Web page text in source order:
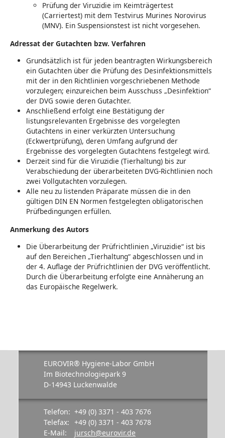
Prüfung der Viruzidie im Keimträgertest
(Carriertest) mit dem Testvirus Murines Norovirus
(MNV). Ein Suspensionstest ist nicht vorgesehen.
Adressat der Gutachten bzw. Verfahren
Grundsätzlich ist für jeden beantragten Wirkungsbereich
ein Gutachten über die Prüfung des Desinfektionsmittels
mit der in den Richtlinien vorgeschriebenen Methode
vorzulegen; einzureichen beim Ausschuss „Desinfektion“
der DVG sowie deren Gutachter.
Anschließend erfolgt eine Bestätigung der
listungsrelevanten Ergebnisse des vorgelegten
Gutachtens in einer verkürzten Untersuchung
(Eckwertprüfung), deren Umfang aufgrund der
Ergebnisse des vorgelegten Gutachtens festgelegt wird.
Derzeit sind für die Viruzidie (Tierhaltung) bis zur
Verabschiedung der überarbeiteten DVG-Richtlinien noch
zwei Vollgutachten vorzulegen.
Alle neu zu listenden Präparate müssen die in den
gültigen DIN EN Normen festgelegten obligatorischen
Prüfbedingungen erfüllen.
Anmerkung des Autors
Die Überarbeitung der Prüfrichtlinien „Viruzidie“ ist bis
auf den Bereichen „Tierhaltung“ abgeschlossen und in
der 4. Auflage der Prüfrichtlinien der DVG veröffentlicht.
Durch die Überarbeitung erfolgte eine Annäherung an
das Europäische Regelwerk.
EUROVIR® Hygiene-Labor GmbH
Im Biotechnologiepark 9
D-14943 Luckenwalde
Telefon: +49 (0) 3371 - 403 7676
Telefax: +49 (0) 3371 - 403 7678
E-Mail:
jursch@eurovir.de